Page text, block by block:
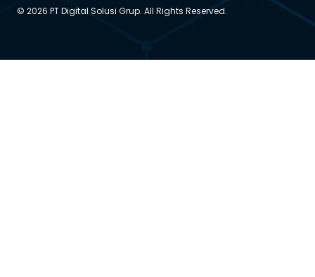
© 2026 PT Digital Solusi Grup. All Rights Reserved.